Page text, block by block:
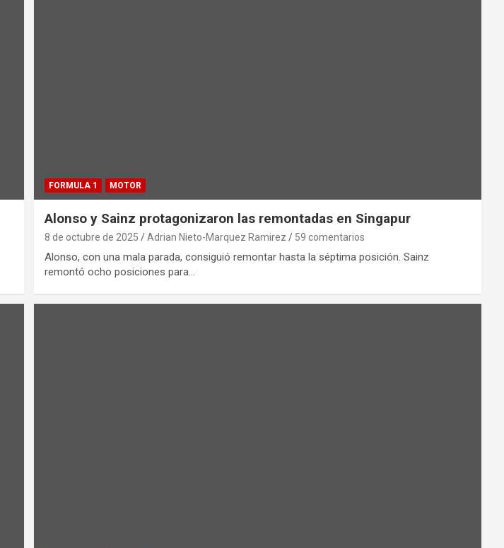
FORMULA 1 MOTOR
Alonso y Sainz protagonizaron las remontadas en Singapur
8 de octubre de 2025 Adrian Nieto-Marquez Ramirez 59 comentarios
Alonso, con una mala parada, consiguió remontar hasta la séptima posición. Sainz
remontó ocho posiciones para…